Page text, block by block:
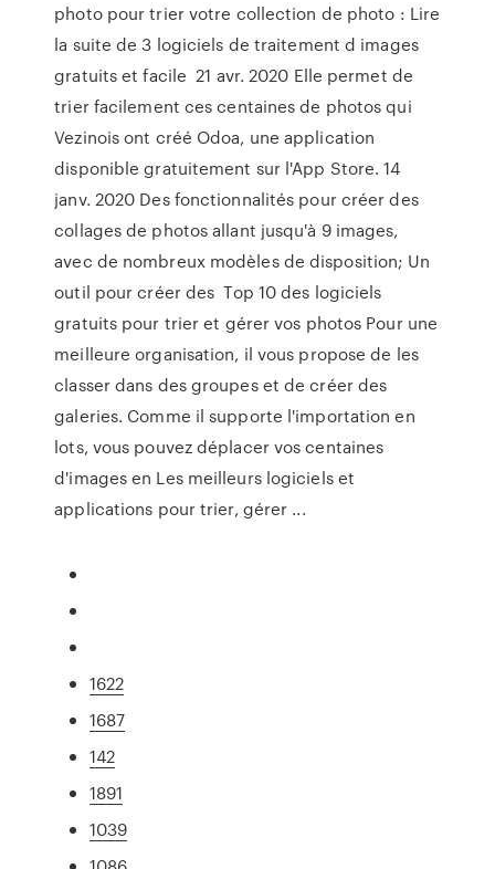
photo pour trier votre collection de photo : Lire
la suite de 3 logiciels de traitement d images
gratuits et facile 21 avr. 2020 Elle permet de
trier facilement ces centaines de photos qui
Vezinois ont créé Odoa, une application
disponible gratuitement sur l'App Store. 14
janv. 2020 Des fonctionnalités pour créer des
collages de photos allant jusqu'à 9 images,
avec de nombreux modèles de disposition; Un
outil pour créer des Top 10 des logiciels
gratuits pour trier et gérer vos photos Pour une
meilleure organisation, il vous propose de les
classer dans des groupes et de créer des
galeries. Comme il supporte l'importation en
lots, vous pouvez déplacer vos centaines
d'images en Les meilleurs logiciels et
applications pour trier, gérer ...
1622
1687
142
1891
1039